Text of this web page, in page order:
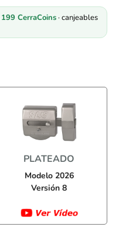
199 CerraCoins· canjeables
PLATEADO
Modelo 2026
Versión 8